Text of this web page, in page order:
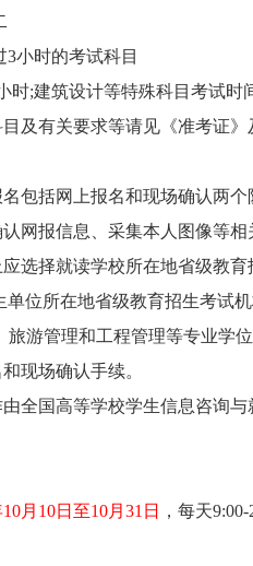
3小时的考试科目
;建筑设计等特殊科目考试时
有关要求等请见《准考证》
括网上报名和现场确认两个
网报信息、采集本人图像等
择就读学校所在地省级教育
位所在地省级教育招生考试
旅游管理和工程管理等专业学
现场确认手续。
国高等学校学生信息咨询与
月10日至10月31日 ，每天